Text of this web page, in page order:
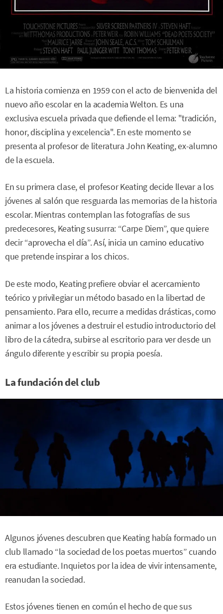
La historia comienza en 1959 con el acto de bienvenida del
nuevo año escolar en la academia Welton. Es una
exclusiva escuela privada que defiende el lema: "tradición,
honor, disciplina y excelencia". En este momento se
presenta al profesor de literatura John Keating, ex-alumno
de la escuela.
En su primera clase, el profesor Keating decide llevar a los
jóvenes al salón que resguarda las memorias de la historia
escolar. Mientras contemplan las fotografías de sus
predecesores, Keating susurra: “Carpe Diem”, que quiere
decir “aprovecha el día”. Así, inicia un camino educativo
que pretende inspirar a los chicos.
De este modo, Keating prefiere obviar el acercamiento
teórico y privilegiar un método basado en la libertad de
pensamiento. Para ello, recurre a medidas drásticas, como
animar a los jóvenes a destruir el estudio introductorio del
libro de la cátedra, subirse al escritorio para ver desde un
ángulo diferente y escribir su propia poesía.
La fundación del club
Algunos jóvenes descubren que Keating había formado un
club llamado “la sociedad de los poetas muertos” cuando
era estudiante. Inquietos por la idea de vivir intensamente,
reanudan la sociedad.
Estos jóvenes tienen en común el hecho de que sus